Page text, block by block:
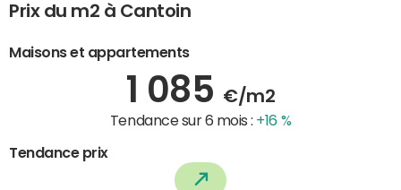
Prix du m2 à Cantoin
Maisons et appartements
1 085 €/m2
Tendance sur 6 mois : +16 %
Tendance prix